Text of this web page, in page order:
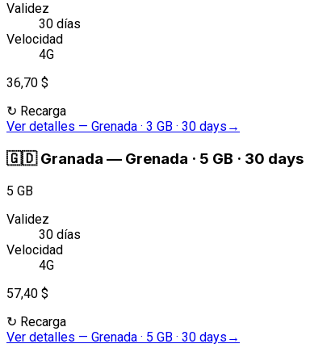
Validez
30 días
Velocidad
4G
36,70 $
↻ Recarga
Ver detalles — Grenada · 3 GB · 30 days →
🇬🇩 Granada — Grenada · 5 GB · 30 days
5 GB
Validez
30 días
Velocidad
4G
57,40 $
↻ Recarga
Ver detalles — Grenada · 5 GB · 30 days →